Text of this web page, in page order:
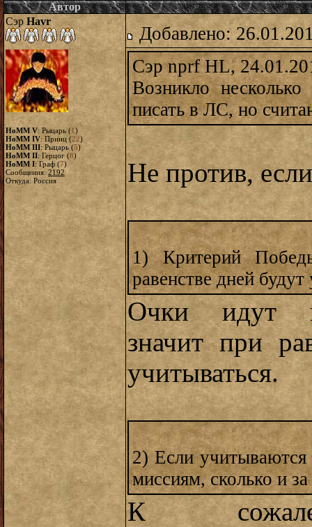
Автор
Сэр Havr
HoMM V: Рыцарь (1)
HoMM IV: Принц (22)
HoMM III: Рыцарь (5)
HoMM II: Герцог (8)
HoMM I: Граф (7)
Сообщения: 2192
Откуда: Россия
Добавлено:
Сэр nprf HL,
Возникло
писать в ЛС, но
Не против,
1) Критерий
равенстве дней
Очки идут
значит при
учитываться.
2) Если
миссиям, сколько и
К